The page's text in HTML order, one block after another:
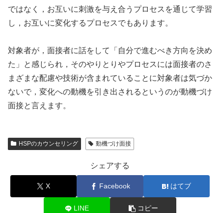
ではなく，お互いに刺激を与え合うプロセスを通じて学習
し，お互いに変化するプロセスでもあります。
対象者が，面接者に話をして「自分で進むべき方向を決め
た」と感じられ，そのやりとりやプロセスには面接者のさ
まざまな配慮や技術が含まれていることに対象者は気づか
ないで，変化への動機を引き出されるというのが動機づけ
面接と言えます。
HSPのカウンセリング 動機づけ面接
シェアする
X Facebook はてブ
LINE コピー